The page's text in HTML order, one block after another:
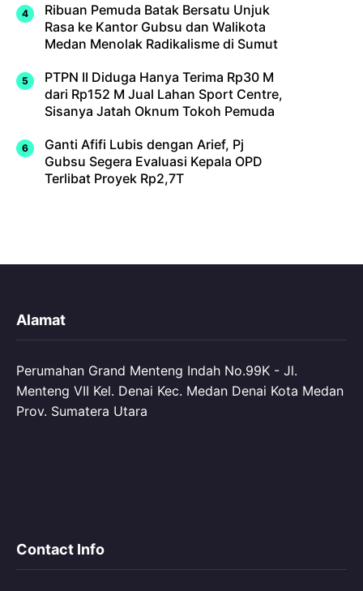
Ribuan Pemuda Batak Bersatu Unjuk
Rasa ke Kantor Gubsu dan Walikota
Medan Menolak Radikalisme di Sumut
PTPN II Diduga Hanya Terima Rp30 M
dari Rp152 M Jual Lahan Sport Centre,
Sisanya Jatah Oknum Tokoh Pemuda
Ganti Afifi Lubis dengan Arief, Pj
Gubsu Segera Evaluasi Kepala OPD
Terlibat Proyek Rp2,7T
Alamat
Perumahan Grand Menteng Indah No.99K - Jl.
Menteng VII Kel. Denai Kec. Medan Denai Kota Medan
Prov. Sumatera Utara
Contact Info